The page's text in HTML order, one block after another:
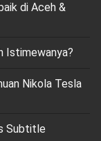
di Aceh &
Istimewanya?
Nikola Tesla
Subtitle